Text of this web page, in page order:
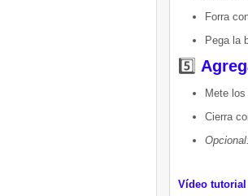
Forra
Pega la
5️⃣
Mete
Cierra
Opcional:
Vídeo tutorial